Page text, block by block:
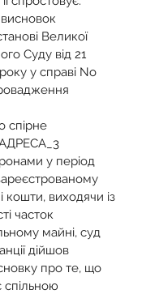
Великої
Суду від 21
у справі No
спірне
у період
кошти, виходячи із
часток
майні, суд
дійшов
про те, що
спільною